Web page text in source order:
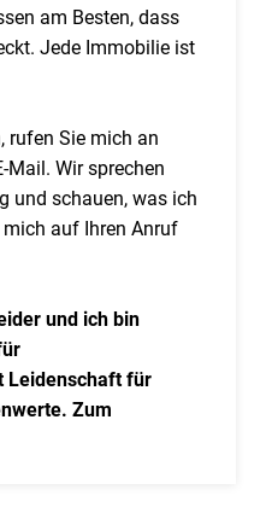
am Besten, dass
Jede Immobilie ist
rufen Sie mich an
Mail. Wir sprechen
und schauen, was ich
auf Ihren Anruf
und ich bin
Leidenschaft für
Zum